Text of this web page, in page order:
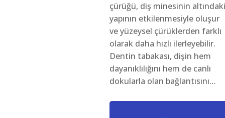
çürüğü, diş minesinin altındaki
yapının etkilenmesiyle oluşur
ve yüzeysel çürüklerden farklı
olarak daha hızlı ilerleyebilir.
Dentin tabakası, dişin hem
dayanıklılığını hem de canlı
dokularla olan bağlantısını…